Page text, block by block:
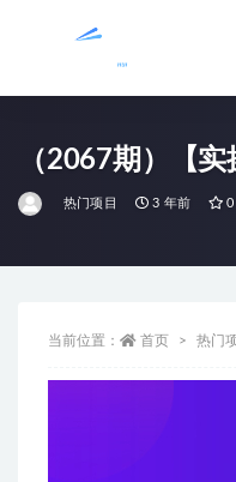
（2067期）【
热门项目 3 年前 0
当前位置： 首页 热门